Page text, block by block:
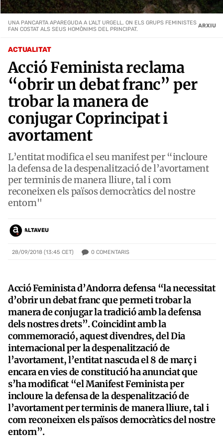
ACTUALITAT
Acció Feminista reclama
“obrir un debat franc” per
trobar la manera de
conjugar Coprincipat i
avortament
L’entitat modifica el seu manifest per “incloure
la defensa de la despenalització de l’avortament
per terminis de manera lliure, tal i com
reconeixen els països democràtics del nostre
entorn"
ALTAVEU
28/09/2018 (13:45 CET) 0 COMENTARIS
UNA PANCARTA APAREGUDA A L'ALT URGELL, ON ELS GRUPS FEMINISTES
FAN COSTAT ALS SEUS HOMÒNIMS DEL PRINCIPAT.
ARXIU
Acció Feminista d’Andorra defensa “la necessitat
d’obrir un debat franc que permeti trobar la
manera de conjugar la tradició amb la defensa
dels nostres drets”. Coincidint amb la
commemoració, aquest divendres, del Dia
internacional per la despenalització de
l’avortament, l’entitat nascuda el 8 de març i
encara en vies de constitució ha anunciat que
s’ha modificat “el Manifest Feminista per
incloure la defensa de la despenalització de
l’avortament per terminis de manera lliure, tal i
com reconeixen els països democràtics del nostre
entorn”.